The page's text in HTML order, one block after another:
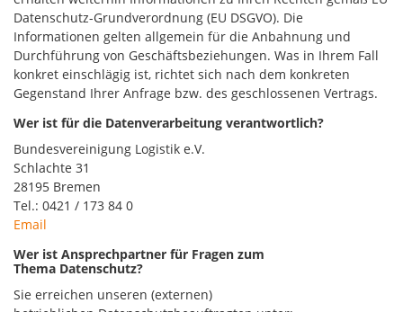
Datenschutz-Grundverordnung (EU DSGVO). Die
Informationen gelten allgemein für die Anbahnung und
Durchführung von Geschäftsbeziehungen. Was in Ihrem Fall
konkret einschlägig ist, richtet sich nach dem konkreten
Gegenstand Ihrer Anfrage bzw. des geschlossenen Vertrags.
Wer ist für die Datenverarbeitung verantwortlich?
Bundesvereinigung Logistik e.V.
Schlachte 31
28195 Bremen
Tel.: 0421 / 173 84 0
Email
Wer ist Ansprechpartner für Fragen zum
Thema Datenschutz?
Sie erreichen unseren (externen)